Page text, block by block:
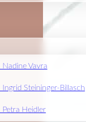
Nadine Vavra
Ingrid Steininger-Billasch
Petra Heidler